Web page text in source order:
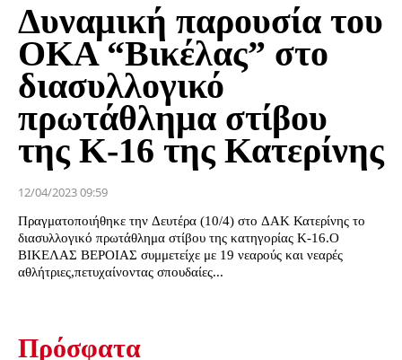
Δυναμική παρουσία του
ΟΚΑ “Βικέλας” στο
διασυλλογικό
πρωτάθλημα στίβου
της Κ-16 της Κατερίνης
12/04/2023 09:59
Πραγματοποιήθηκε την Δευτέρα (10/4) στο ΔΑΚ Κατερίνης το
διασυλλογικό πρωτάθλημα στίβου της κατηγορίας Κ-16.Ο
ΒΙΚΕΛΑΣ ΒΕΡΟΙΑΣ συμμετείχε με 19 νεαρούς και νεαρές
αθλήτριες,πετυχαίνοντας σπουδαίες...
Πρόσφατα